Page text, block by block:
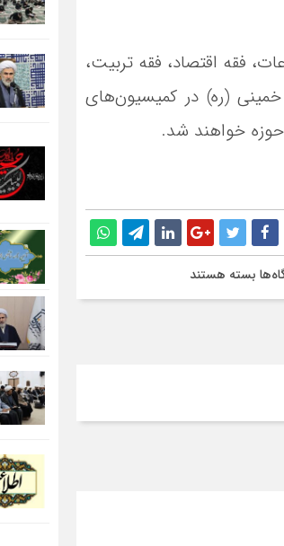
فقه اقتصاد، فقه تربیت،
(ره) در کمیسیون‌های
خواهند شد.
برای
بازنگری
پیام
بسته هستند